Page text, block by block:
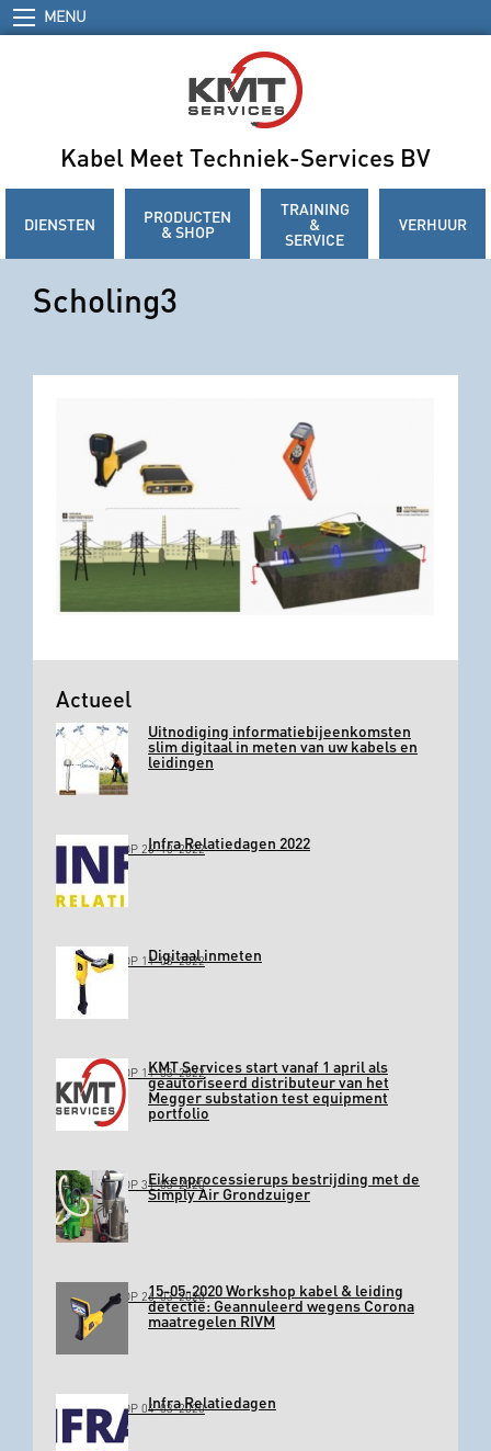
MENU
Kabel Meet Techniek-Services BV
DIENSTEN PRODUCTEN
& SHOP
TRAINING
&
SERVICE
VERHUUR
Scholing3
Actueel
Uitnodiging informatiebijeenkomsten
slim digitaal in meten van uw kabels en
leidingen
GEPLAATST OP 26-10-2022Infra Relatiedagen 2022
GEPLAATST OP 11-03-2022Digitaal inmeten
GEPLAATST OP 11-03-2022KMT Services start vanaf 1 april als
geautoriseerd distributeur van het
Megger substation test equipment
portfolio
GEPLAATST OP 31-03-2020Eikenprocessierups bestrijding met de
Simply Air Grondzuiger
GEPLAATST OP 26-03-202015-05-2020 Workshop kabel & leiding
detectie: Geannuleerd wegens Corona
maatregelen RIVM
GEPLAATST OP 04-03-2020Infra Relatiedagen